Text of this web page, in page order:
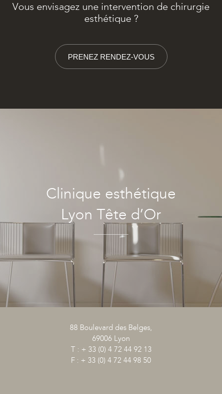
Vous envisagez une intervention de chirurgie
esthétique ?
PRENEZ RENDEZ-VOUS
Clinique esthétique
Lyon Tête d’Or
88 Boulevard des Belges,
69006 Lyon
T : + 33 (0) 4 72 44 92 13
F : + 33 (0) 4 72 44 98 50